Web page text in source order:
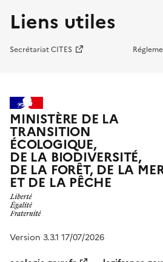
Liens utiles
Secrétariat CITES
MINISTÈRE DE LA
TRANSITION
ÉCOLOGIQUE,
DE LA BIODIVERSITÉ,
DE LA FORÊT, DE LA
ET DE LA PÊCHE
Version 3.3.1 17/07/2026